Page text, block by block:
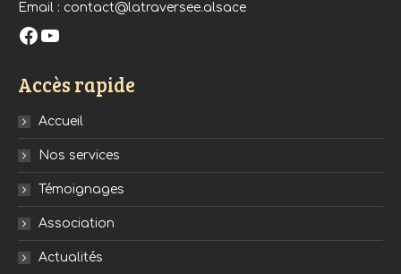
Email : contact@latraversee.alsace
Facebook
YouTube
Accès rapide
Accueil
Nos services
Témoignages
Association
Actualités